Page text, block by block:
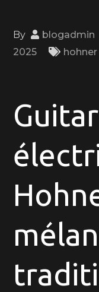
By blogadmin
2025
hohner
musicale
avec
guitare
électrique
Hohner
et
en
harmonie